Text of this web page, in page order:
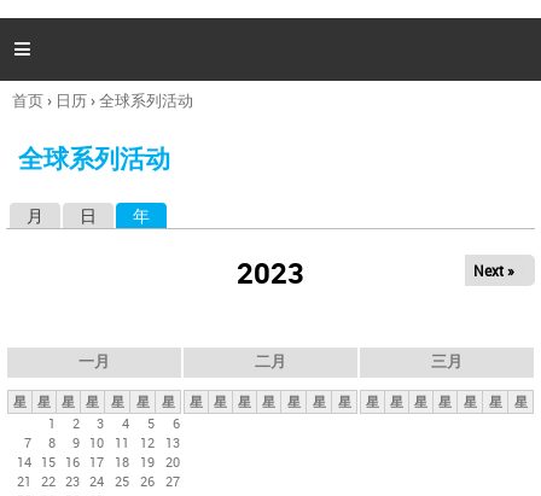

你
这
首页› 日历›全球系列活动
全球系列活动
月 日 年
2023 Next »
一月
星 星 星 星 星 星
星
1
2 3 4 5
6
7
8 9 10 11 12
13
14 15 16 17 18 19 20
21
22 23 24 25 26 27
二月
星 星 星 星 星 星 星
三月
星 星 星 星 星 星 星